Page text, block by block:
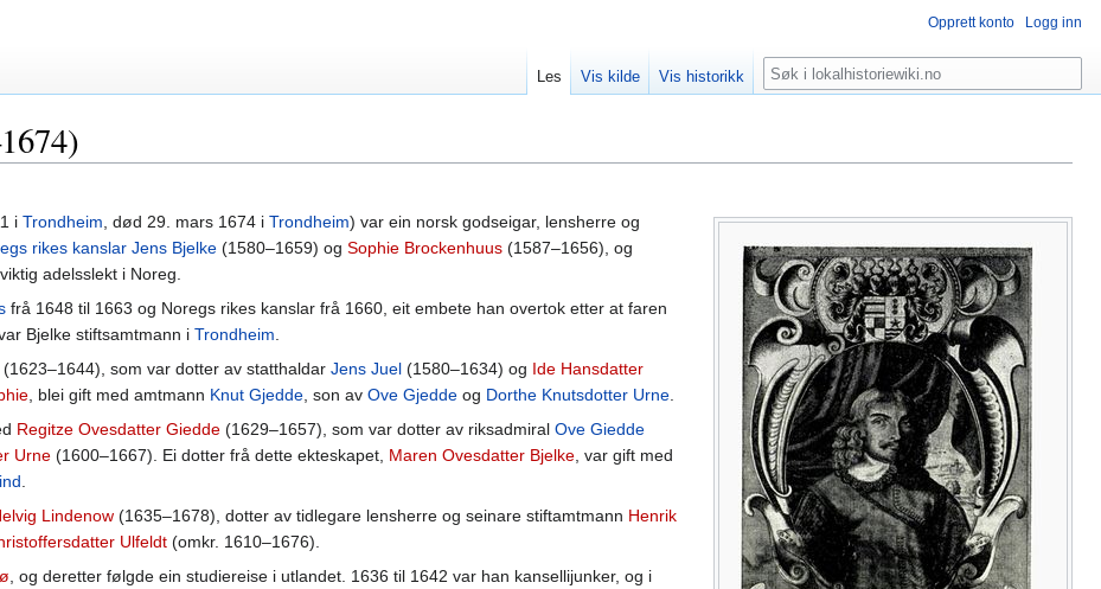
i Trondheim , død 29. mars 1674 i Trondheim) var ein norsk godseigar, lensherre og
rikes kanslar Jens Bjelke (1580–1659) og Sophie Brockenhuus (1587–1656), og
viktig adelsslekt i Noreg.
frå 1648 til 1663 og Noregs rikes kanslar frå 1660, eit embete han overtok etter at faren
Bjelke stiftsamtmann i Trondheim
(1623–1644), som var dotter av statthaldar Jens Juel (1580–1634) og Ide Hansdatter
, blei gift med amtmann Knut Gjedde , son av Ove Gjedde og Dorthe Knutsdotter Urne
Regitze Ovesdatter Giedde (1629–1657), som var dotter av riksadmiral Ove Giedde
Urne (1600–1667). Ei dotter frå dette ekteskapet, Maren Ovesdatter Bjelke , var gift med
Lindenow (1635–1678), dotter av tidlegare lensherre og seinare stiftamtmann Henrik
Ulfeldt (omkr. 1610–1676).
, og deretter følgde ein studiereise i utlandet. 1636 til 1642 var han kansellijunker, og i
Opprett konto Logg inn
Les Vis kilde Vis historikk Søk